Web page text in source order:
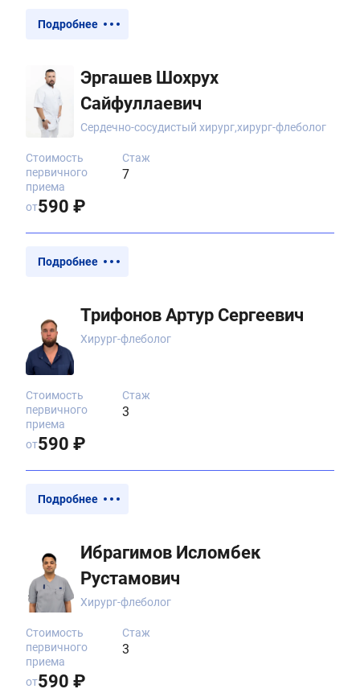
Подробнее
Эргашев Шохрух
Сайфуллаевич
Сердечно-сосудистый хирург,хирург-флеболог
Стаж
7
Стоимость
первичного
приема
от590 ₽
Подробнее
Трифонов Артур Сергеевич
Хирург-флеболог
Стаж
3
Стоимость
первичного
приема
от590 ₽
Подробнее
Ибрагимов Исломбек
Рустамович
Хирург-флеболог
Стаж
3
Стоимость
первичного
приема
от590 ₽